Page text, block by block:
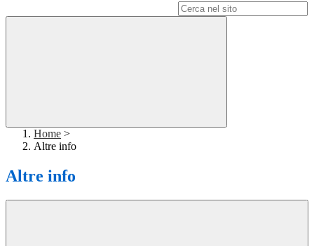
Home >
Altre info
Altre info